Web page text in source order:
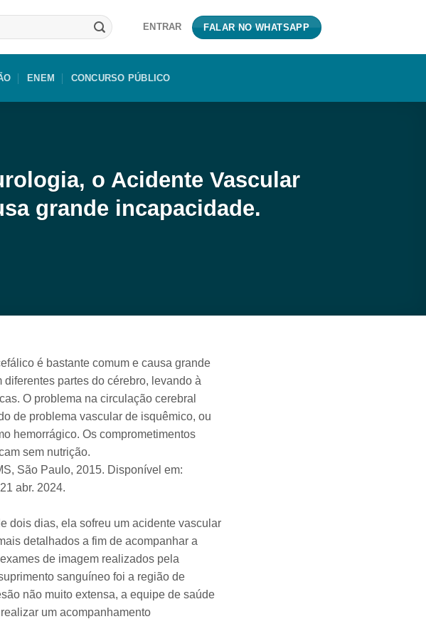
ENTRAR FALAR NO WHATSAPP
ENEM CONCURSO PÚBLICO
o Acidente Vascular
grande incapacidade.
é bastante comum e causa grande
partes do cérebro, levando à
O problema na circulação cerebral
de problema vascular de isquêmico, ou
hemorrágico. Os comprometimentos
sem nutrição.
São Paulo, 2015. Disponível em:
abr. 2024.
dois dias, ela sofreu um acidente vascular
detalhados a fim de acompanhar a
de imagem realizados pela
sanguíneo foi a região de
não muito extensa, a equipe de saúde
um acompanhamento